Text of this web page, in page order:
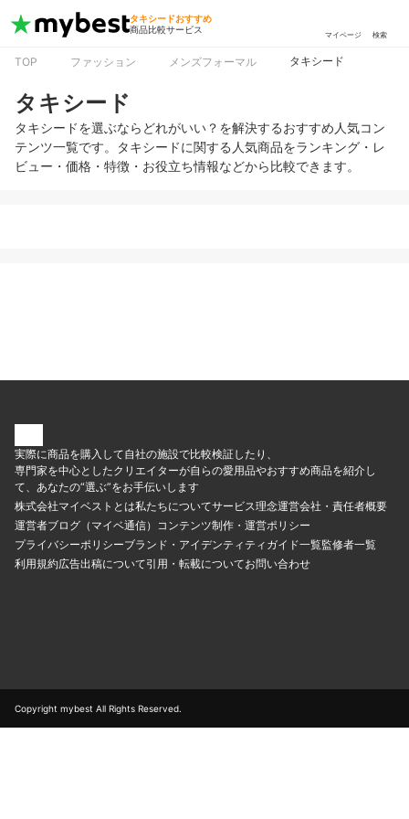
タキシードおすすめ
商品比較サービス
マイページ 検索
TOP ファッション メンズフォーマル タキシード
タキシード
タキシードを選ぶならどれがいい？を解決するおすすめ人気コン
テンツ一覧です。タキシードに関する人気商品をランキング・レ
ビュー・価格・特徴・お役立ち情報などから比較できます。
実際に商品を購入して自社の施設で比較検証したり、
専門家を中心としたクリエイターが自らの愛用品やおすすめ商品を紹介し
て、あなたの“選ぶ”をお手伝いします
株式会社マイベストとは私たちについてサービス理念運営会社・責任者概要
運営者ブログ（マイベ通信） コンテンツ制作・運営ポリシー
プライバシーポリシーブランド・アイデンティティ ガイド一覧監修者一覧
利用規約広告出稿について引用・転載についてお問い合わせ
Copyright mybest All Rights Reserved.